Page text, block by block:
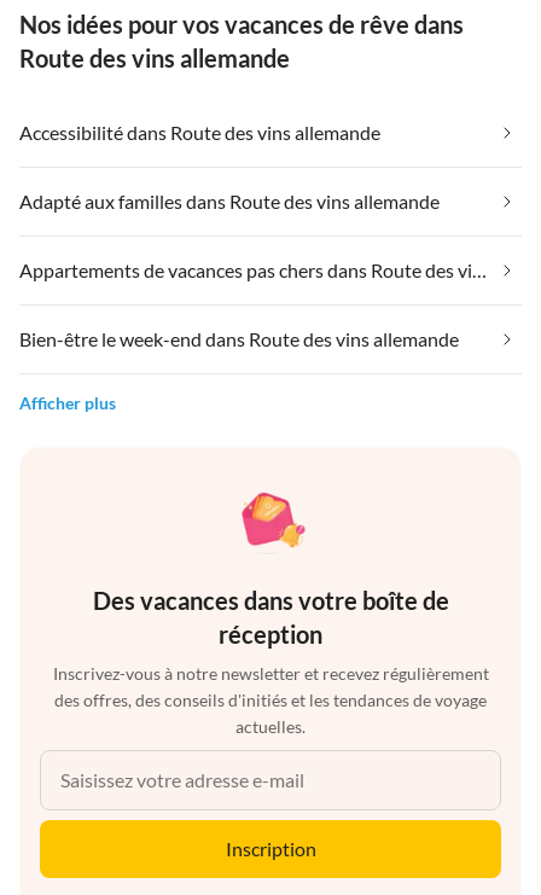
Nos idées pour vos vacances de rêve dans
Route des vins allemande
Accessibilité dans Route des vins allemande
Adapté aux familles dans Route des vins allemande
Appartements de vacances pas chers dans Route des vins allemande
Bien-être le week-end dans Route des vins allemande
Afficher plus
Des vacances dans votre boîte de
réception
Inscrivez-vous à notre newsletter et recevez régulièrement
des offres, des conseils d'initiés et les tendances de voyage
actuelles.
Inscription